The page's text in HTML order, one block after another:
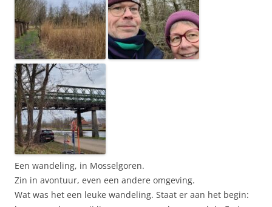
Een wandeling, in Mosselgoren.
Zin in avontuur, even een andere omgeving.
Wat was het een leuke wandeling. Staat er aan het begin: